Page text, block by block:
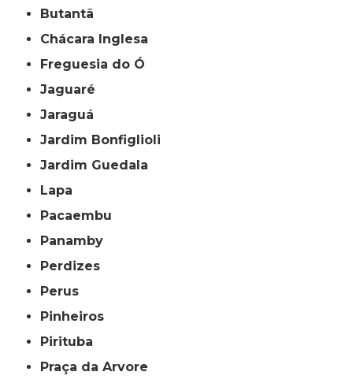
Butantã
Chácara Inglesa
Freguesia do Ó
Jaguaré
Jaraguá
Jardim Bonfiglioli
Jardim Guedala
Lapa
Pacaembu
Panamby
Perdizes
Perus
Pinheiros
Pirituba
Praça da Arvore